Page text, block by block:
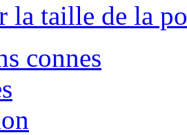
la taille de la
connes